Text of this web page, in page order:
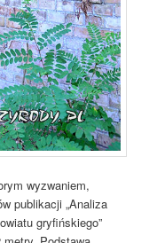
wyzwaniem,
publikacji „Analiza
gryfińskiego”